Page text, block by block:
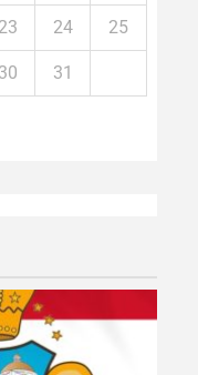
23 24 25
30 31